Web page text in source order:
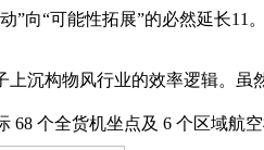
”向“可能性拓展”的必然延长11。
构物风行业的效率逻辑。虽
个全货机坐点及 6 个区域航